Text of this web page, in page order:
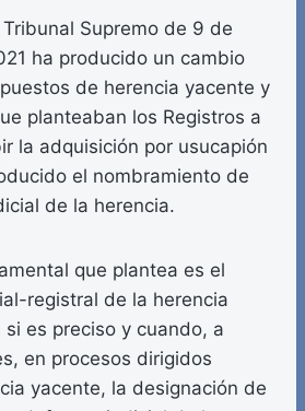
Supremo de 9 de
ha producido un cambio
de herencia yacente y
planteaban los Registros a
la adquisición por usucapión
el nombramiento de
de la herencia.
que plantea es el
registral de la herencia
es preciso y cuando, a
en procesos dirigidos
yacente, la designación de